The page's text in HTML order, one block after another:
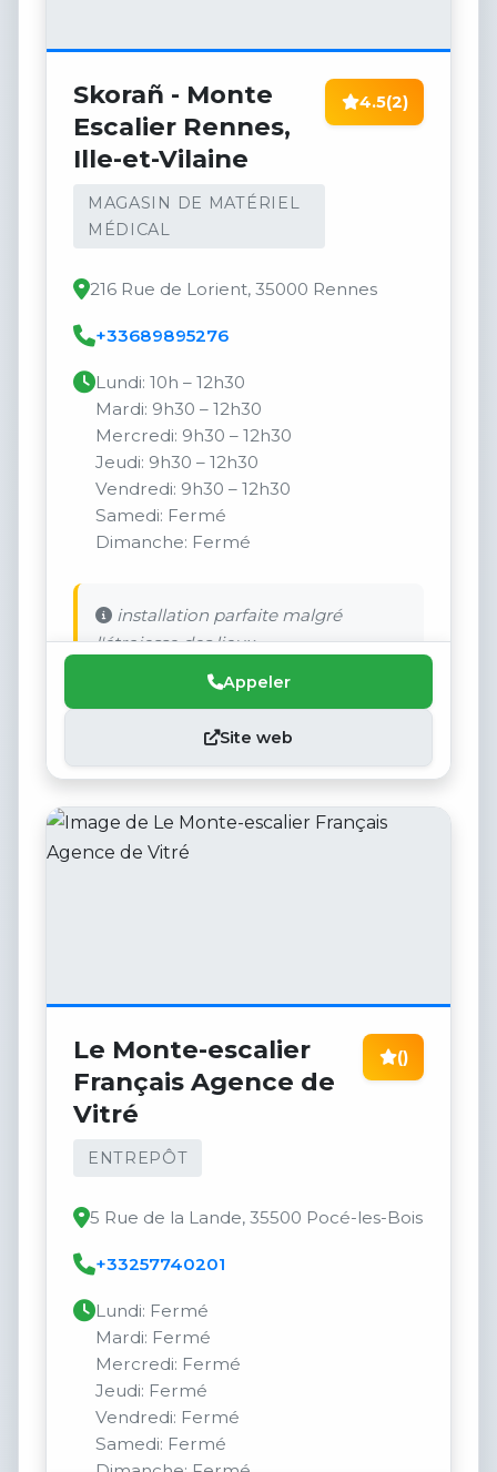
Skorañ - Monte
Escalier Rennes,
Ille-et-Vilaine
MAGASIN DE MATÉRIEL
MÉDICAL
4.5(2)
216 Rue de Lorient, 35000 Rennes
+33689895276
Lundi: 10h – 12h30
Mardi: 9h30 – 12h30
Mercredi: 9h30 – 12h30
Jeudi: 9h30 – 12h30
Vendredi: 9h30 – 12h30
Samedi: Fermé
Dimanche: Fermé
installation parfaite malgré
l'étroiesse des lieux
Appeler
Site web
Le Monte-escalier
Français Agence de
Vitré
ENTREPÔT
()
5 Rue de la Lande, 35500 Pocé-les-Bois
+33257740201
Lundi: Fermé
Mardi: Fermé
Mercredi: Fermé
Jeudi: Fermé
Vendredi: Fermé
Samedi: Fermé